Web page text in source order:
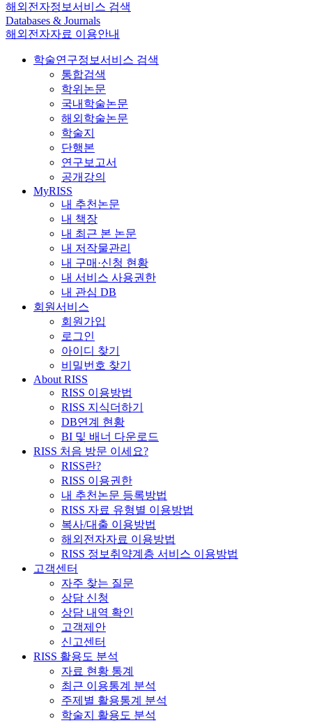
해외전자정보서비스 검색
Databases & Journals
해외전자자료 이용안내
학술연구정보서비스 검색
통합검색
학위논문
국내학술논문
해외학술논문
학술지
단행본
연구보고서
공개강의
MyRISS
내 추천논문
내 책장
내 최근 본 논문
내 저작물관리
내 구매·신청 현황
내 서비스 사용권한
내 관심 DB
회원서비스
회원가입
로그인
아이디 찾기
비밀번호 찾기
About RISS
RISS 이용방법
RISS 지식더하기
DB연계 현황
BI 및 배너 다운로드
RISS 처음 방문 이세요?
RISS란?
RISS 이용권한
내 추천논문 등록방법
RISS 자료 유형별 이용방법
복사/대출 이용방법
해외전자자료 이용방법
RISS 정보취약계층 서비스 이용방법
고객센터
자주 찾는 질문
상담 신청
상담 내역 확인
고객제안
신고센터
RISS 활용도 분석
자료 현황 통계
최근 이용통계 분석
주제별 활용통계 분석
학술지 활용도 분석